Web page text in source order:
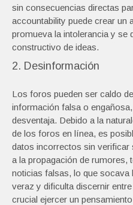
sin consecuencias directas
accountability puede crear un
promueva la intolerancia y se
constructivo de ideas.
2. Desinformación
Los foros pueden ser caldo
información falsa o
desventaja. Debido a la
de los foros en línea, es
datos incorrectos sin verificar
a la propagación de rumores,
noticias falsas, lo que
veraz y dificulta discernir
crucial ejercer un